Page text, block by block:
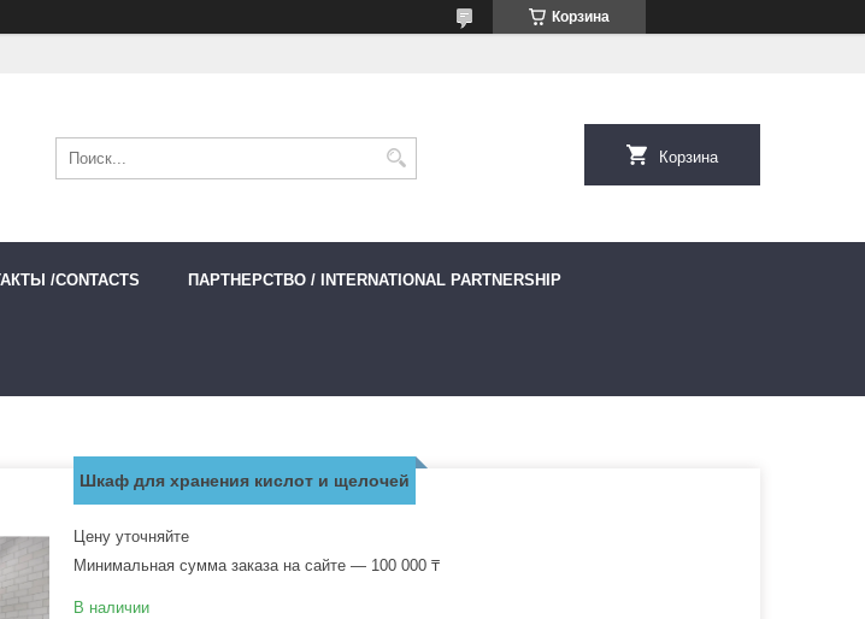
Корзина
Корзина
/CONTACTS ПАРТНЕРСТВО / INTERNATIONAL PARTNERSHIP
Шкаф для хранения кислот и щелочей
Цену уточняйте
Минимальная сумма заказа на сайте — 100 000 ₸
В наличии